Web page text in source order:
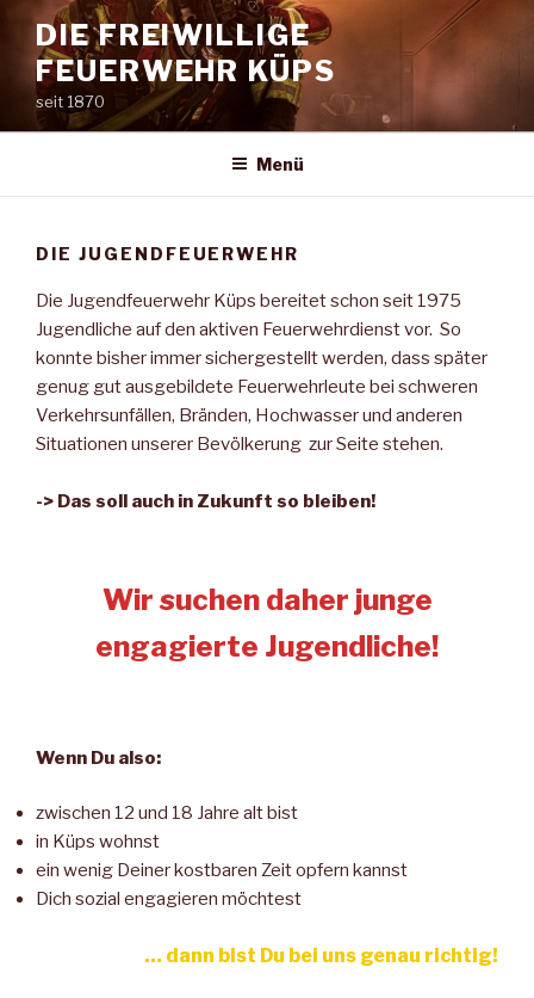
Inhalt
springen
DIE FREIWILLIGE
FEUERWEHR KÜPS
seit 1870
Menü
DIE JUGENDFEUERWEHR
Die Jugendfeuerwehr Küps bereitet schon seit 1975
Jugendliche auf den aktiven Feuerwehrdienst vor. So
konnte bisher immer sichergestellt werden, dass später
genug gut ausgebildete Feuerwehrleute bei schweren
Verkehrsunfällen, Bränden, Hochwasser und anderen
Situationen unserer Bevölkerung zur Seite stehen.
-> Das soll auch in Zukunft so bleiben!
Wir suchen daher junge
engagierte Jugendliche!
Wenn Du also:
zwischen 12 und 18 Jahre alt bist
in Küps wohnst
ein wenig Deiner kostbaren Zeit opfern kannst
Dich sozial engagieren möchtest
… dann bist Du bei uns genau richtig!